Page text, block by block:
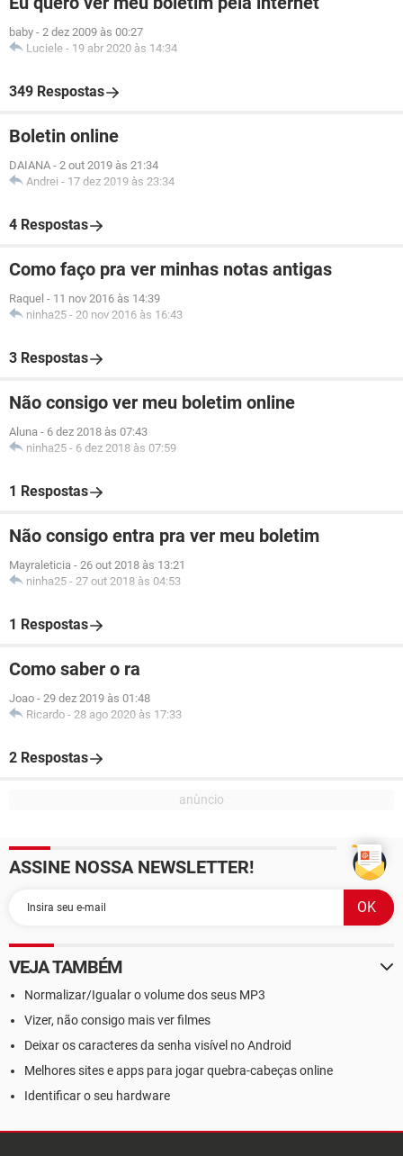
baby - 2 dez 2009 às 00:27
Luciele - 19 abr 2020 às 14:34
349 Respostas
Boletin online
DAIANA - 2 out 2019 às 21:34
Andrei - 17 dez 2019 às 23:34
4 Respostas
Como faço pra ver minhas notas antigas
Raquel - 11 nov 2016 às 14:39
ninha25 - 20 nov 2016 às 16:43
3 Respostas
Não consigo ver meu boletim online
Aluna - 6 dez 2018 às 07:43
ninha25 - 6 dez 2018 às 07:59
1 Respostas
Não consigo entra pra ver meu boletim
Mayraleticia - 26 out 2018 às 13:21
ninha25 - 27 out 2018 às 04:53
1 Respostas
Como saber o ra
Joao - 29 dez 2019 às 01:48
Ricardo - 28 ago 2020 às 17:33
2 Respostas
ASSINE NOSSA NEWSLETTER!
VEJA TAMBÉM
Normalizar/Igualar o volume dos seus MP3
Vizer, não consigo mais ver filmes
Deixar os caracteres da senha visível no Android
Melhores sites e apps para jogar quebra-cabeças online
Identificar o seu hardware